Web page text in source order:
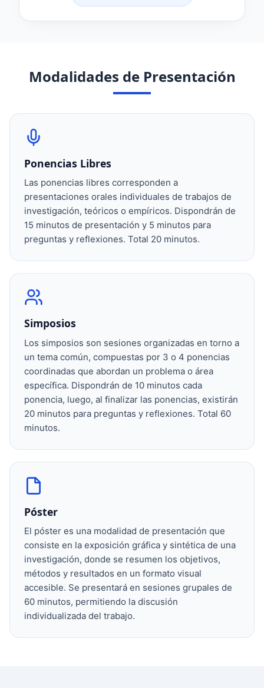
Modalidades de Presentación
Ponencias Libres
Las ponencias libres corresponden a
presentaciones orales individuales de trabajos de
investigación, teóricos o empíricos. Dispondrán de
15 minutos de presentación y 5 minutos para
preguntas y reflexiones. Total 20 minutos.
Simposios
Los simposios son sesiones organizadas en torno a
un tema común, compuestas por 3 o 4 ponencias
coordinadas que abordan un problema o área
específica. Dispondrán de 10 minutos cada
ponencia, luego, al finalizar las ponencias, existirán
20 minutos para preguntas y reflexiones. Total 60
minutos.
Póster
El póster es una modalidad de presentación que
consiste en la exposición gráfica y sintética de una
investigación, donde se resumen los objetivos,
métodos y resultados en un formato visual
accesible. Se presentará en sesiones grupales de
60 minutos, permitiendo la discusión
individualizada del trabajo.